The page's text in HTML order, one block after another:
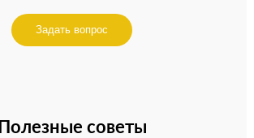
Задать вопрос
Полезные советы